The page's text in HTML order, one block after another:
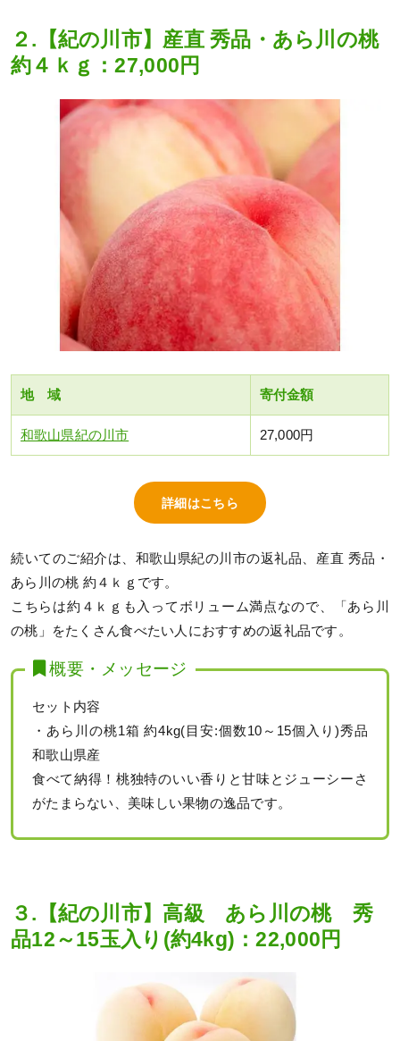
２.【紀の川市】産直 秀品・あら川の桃
約４ｋｇ：27,000円
地 域 寄付金額
和歌山県紀の川市 27,000円
詳細はこちら
続いてのご紹介は、和歌山県紀の川市の返礼品、産直 秀品・
あら川の桃 約４ｋｇです。
こちらは約４ｋｇも入ってボリューム満点なので、「あら川
の桃」をたくさん食べたい人におすすめの返礼品です。
概要・メッセージ
セット内容
・あら川の桃1箱 約4kg(目安:個数10～15個入り)秀品
和歌山県産
食べて納得！桃独特のいい香りと甘味とジューシーさ
がたまらない、美味しい果物の逸品です。
３.【紀の川市】高級 あら川の桃 秀
品12～15玉入り(約4kg)：22,000円